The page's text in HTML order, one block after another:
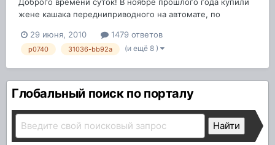
жене кашака передниприводного на автомате, по
назад начал не много ездить на нем помыть да и так по
району и заметил такую штуку не понятную как при
29 июня, 2010 1479 ответов
p0740 31036-bb92a (и ещё 8 )
Глобальный поиск по порталу